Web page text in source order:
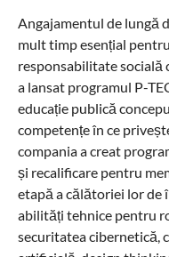
Angajamentul de lungă
mult timp esențial
responsabilitate socială
a lansat programul P-
educație publică
competențe în ce
compania a creat
și recalificare pentru
etapă a călătoriei lor de
abilități tehnice pentru
securitatea cibernetică,